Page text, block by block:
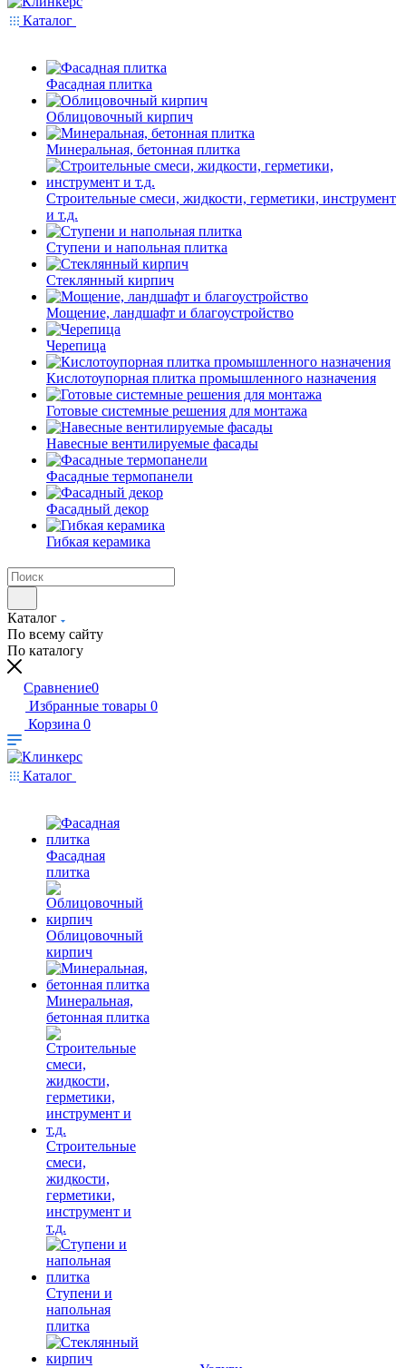
Каталог
Фасадная плитка
Облицовочный кирпич
Минеральная, бетонная плитка
Строительные смеси, жидкости, герметики, инструмент
и т.д.
Ступени и напольная плитка
Cтеклянный кирпич
Мощение, ландшафт и благоустройство
Черепица
Кислотоупорная плитка промышленного назначения
Готовые системные решения для монтажа
Навесные вентилируемые фасады
Фасадные термопанели
Фасадный декор
Гибкая керамика
Каталог
По всему сайту
По каталогу
Сравнение0
Избранные товары 0
Корзина 0
Каталог
Фасадная
плитка
Облицовочный
кирпич
Минеральная,
бетонная плитка
Строительные
смеси,
жидкости,
герметики,
инструмент и
т.д.
Ступени и
напольная
плитка